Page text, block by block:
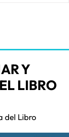
Y
LIBRO
del Libro